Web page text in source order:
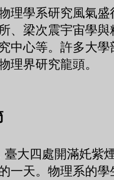
理學系研究風氣
、 梁次震宇宙學與
中心等。許多大
理界研究龍頭。
臺大四處開滿奼紫
一天。物理系的